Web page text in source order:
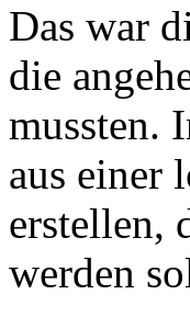
Das war
die
mussten.
aus einer
erstellen,
werden